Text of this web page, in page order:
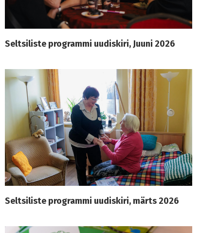
Seltsiliste programmi uudiskiri, Juuni 2026
Seltsiliste programmi uudiskiri, märts 2026